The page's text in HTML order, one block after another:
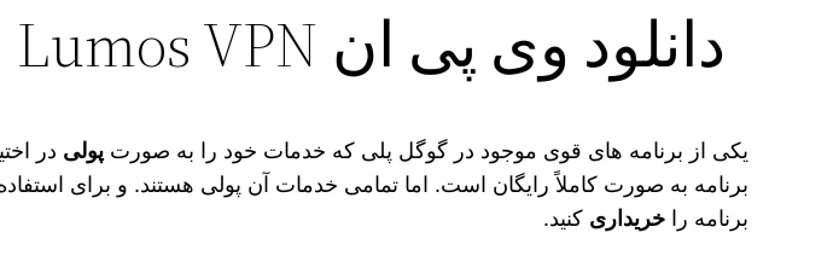
دانلود وی پی ان Lumos VPN نسخه جدید با لینک مستقیم
یکی از برنامه‌ های قوی موجود در گوگل پلی که خدمات خود را به صورتپولی
برنامه به صورت کاملاً رایگان است. اما تمامی خدمات آن پولی هستند. و برای
برنامه راخریداری کنید.